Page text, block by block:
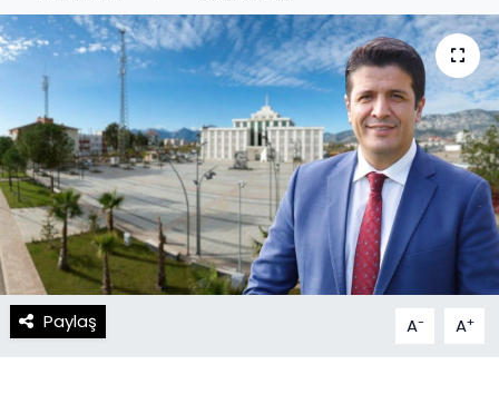
Paylaş A- A+
Resmi İlanlar
Künye
Gizlilik Sözleşmesi
İletişim